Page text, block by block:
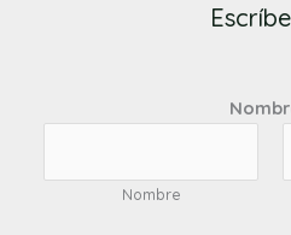
Nombre